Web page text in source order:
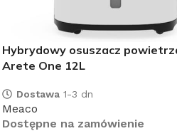
Hybrydowy osuszacz
Arete One 12L
Dostawa 1-3 dn
Meaco
Dostępne na zamówienie